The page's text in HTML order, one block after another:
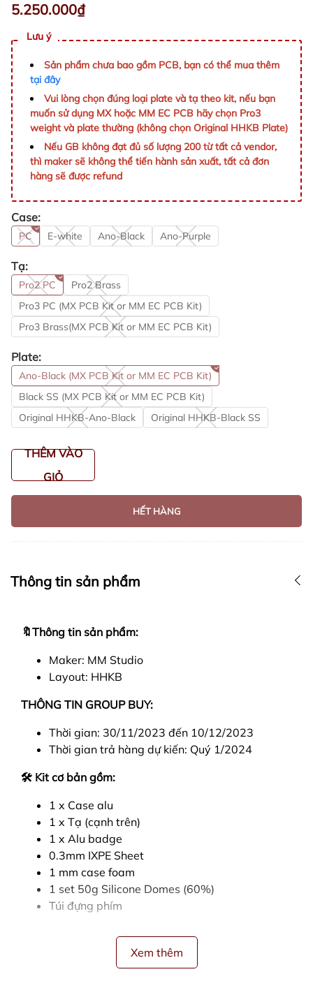
5.250.000₫
Lưu ý
Sản phẩm chưa bao gồm PCB, bạn có thể mua thêm
tại đây
Vui lòng chọn đúng loại plate và tạ theo kit, nếu bạn
muốn sử dụng MX hoặc MM EC PCB hãy chọn Pro3
weight và plate thường (không chọn Original HHKB Plate)
Nếu GB không đạt đủ số lượng 200 từ tất cả vendor,
thì maker sẽ không thể tiến hành sản xuất, tất cả đơn
hàng sẽ được refund
Case:
PC E-white Ano-Black Ano-Purple
Tạ:
Pro2 PC
Pro2 Brass
Pro3 PC (MX PCB Kit or MM EC PCB Kit)
Pro3 Brass(MX PCB Kit or MM EC PCB Kit)
Plate:
Ano-Black (MX PCB Kit or MM EC PCB Kit)
Black SS (MX PCB Kit or MM EC PCB Kit)
Original HHKB-Ano-Black
Original HHKB-Black SS
THÊM VÀO
GIỎ
HẾT HÀNG
Thông tin sản phẩm
🔖Thông tin sản phẩm:
Maker: MM Studio
Layout: HHKB
THÔNG TIN GROUP BUY:
Thời gian: 30/11/2023 đến 10/12/2023
Thời gian trả hàng dự kiến: Quý 1/2024
🛠 Kit cơ bản gồm:
1 x Case alu
1 x Tạ (cạnh trên)
1 x Alu badge
0.3mm IXPE Sheet
1 mm case foam
1 set 50g Silicone Domes (60%)
Túi đựng phím
Xem thêm